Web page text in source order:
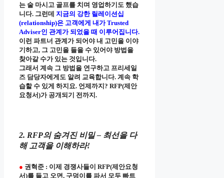
는 술 마시고 골프를 치며 영업하기도 했습
니다. 그런데 지금의 강한 릴레이션십
(relationship)은 고객에게 내가 Trusted
Adviser인 관계가 되었을 때 이루어집니다.
이런 파트너 관계가 되어야 내 고민을 이야
기하고, 그 고민을 들을 수 있어야 방법을
찾아갈 수가 있는 것입니다.
그래서 계속 그 방법을 연구하고 프리세일
즈 담당자에게도 알려 교육합니다. 계속 학
습할 수 있게 하지요. 언제까지? RFP(제안
요청서)가 공개되기 전까지.
2. RFP의 숨겨진 비밀 – 최선을 다
해 고객을 이해하라!
● 권혁준 : 이제 경쟁사들이 RFP(제안요청
서)를 들고 오면, 구덩이를 파서 모두 빠트